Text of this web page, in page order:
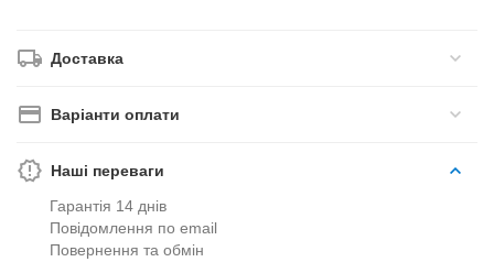
Доставка
Варіанти оплати
Наші переваги
Гарантія 14 днів
Повідомлення по email
Повернення та обмін